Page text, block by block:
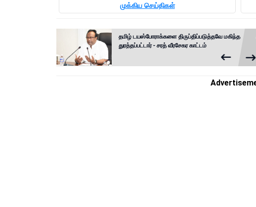
முக்கிய செய்திகள்
தமிழ் டயஸ்போராக்களை திருப்திப்படுத்தவே மகிந்த
துரத்தப்பட்டார் - சரத் வீரசேகர காட்டம்